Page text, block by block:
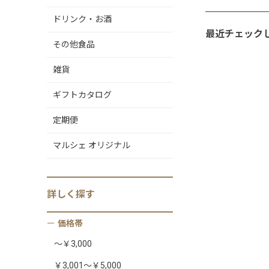
ドリンク・お酒
その他食品
雑貨
ギフトカタログ
定期便
マルシェ オリジナル
詳しく 探す
価格帯
～￥3,000
￥3,001～￥5,000
最近チェック